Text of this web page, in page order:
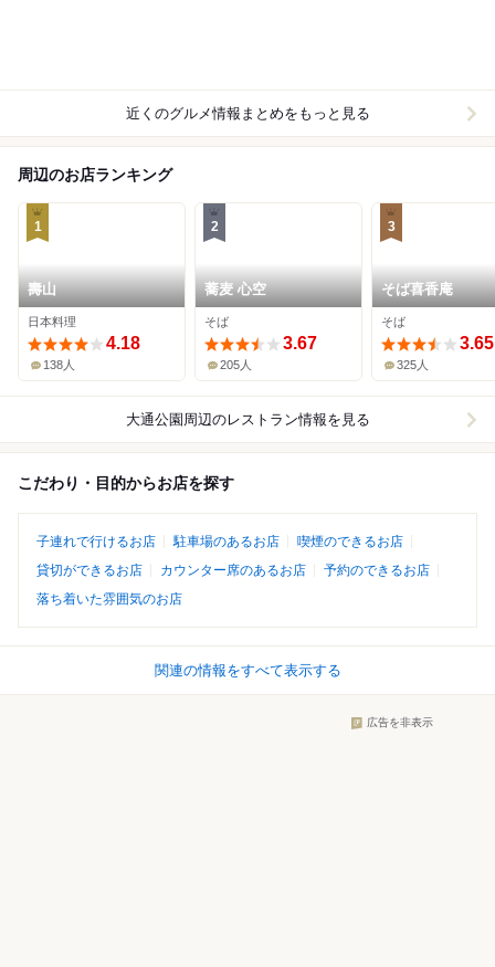
近くのグルメ情報まとめをもっと見る
周辺のお店ランキング
1
壽山
日本料理
4.18
138人
2
蕎麦 心空
そば
3.67
205人
3
そば喜香庵
そば
3.65
325人
大通公園周辺のレストラン情報を見る
こだわり・目的からお店を探す
子連れで行けるお店 駐車場のあるお店
喫煙のできるお店
貸切ができるお店
カウンター席のあるお店
予約のできるお店
落ち着いた雰囲気のお店
関連の情報をすべて表示する
広告を非表示